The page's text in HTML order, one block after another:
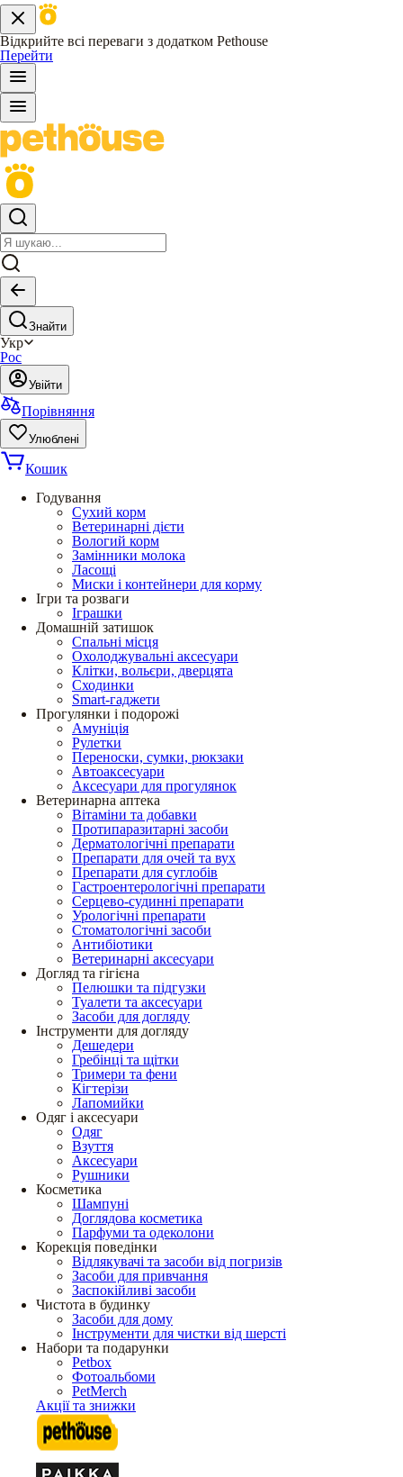
Відкрийте всі переваги з додатком Pethouse
Перейти
Знайти
Укр
Рос
Увійти
Порівняння
Улюблені
Кошик
Годування
Сухий корм
Ветеринарні дієти
Вологий корм
Замінники молока
Ласощі
Миски і контейнери для корму
Ігри та розваги
Іграшки
Домашній затишок
Спальні місця
Охолоджувальні аксесуари
Клітки, вольєри, дверцята
Сходинки
Smart-гаджети
Прогулянки і подорожі
Амуніція
Рулетки
Переноски, сумки, рюкзаки
Автоаксесуари
Аксесуари для прогулянок
Ветеринарна аптека
Вітаміни та добавки
Протипаразитарні засоби
Дерматологічні препарати
Препарати для очей та вух
Препарати для суглобів
Гастроентерологічні препарати
Серцево-судинні препарати
Урологічні препарати
Стоматологічні засоби
Антибіотики
Ветеринарні аксесуари
Догляд та гігієна
Пелюшки та підгузки
Туалети та аксесуари
Засоби для догляду
Інструменти для догляду
Дешедери
Гребінці та щітки
Тримери та фени
Кігтерізи
Лапомийки
Одяг і аксесуари
Одяг
Взуття
Аксесуари
Рушники
Косметика
Шампуні
Доглядова косметика
Парфуми та одеколони
Корекція поведінки
Відлякувачі та засоби від погризів
Засоби для привчання
Заспокійливі засоби
Чистота в будинку
Засоби для дому
Інструменти для чистки від шерсті
Набори та подарунки
Petbox
Фотоальбоми
PetMerch
Акції та знижки